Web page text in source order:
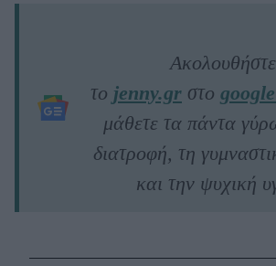
Ακολουθήστε
το jenny.gr στο
μάθετε τα πάντα
διατροφή, τη
και την ψυχική